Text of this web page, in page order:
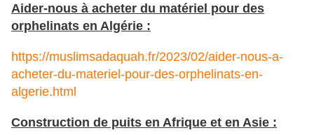
Aider-nous à acheter du matériel pour des
orphelinats en Algérie :
https://muslimsadaquah.fr/2023/02/aider-nous-a-
acheter-du-materiel-pour-des-orphelinats-en-
algerie.html
Construction de puits en Afrique et en Asie :